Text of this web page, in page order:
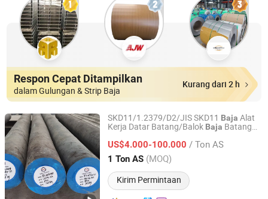
Respon Cepat Ditampilkan
dalam Gulungan & Strip Baja
Kurang dari 2 h
SKD11/1.2379/D2/JIS SKD11 Baja Alat
Kerja Datar Batang/Balok Baja Batang
US$4.000-100.000 / Ton AS
1 Ton AS (MOQ)
Kirim Permintaan
Ningbo Ningshing Precision Machinery Group Co., Ltd.
Zhejiang, China Harga mulai 2021